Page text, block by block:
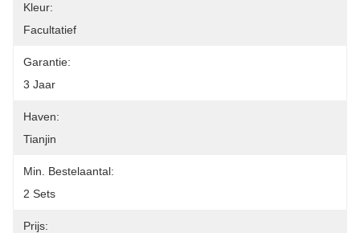
Kleur:
Facultatief
Garantie:
3 Jaar
Haven:
Tianjin
Min. Bestelaantal:
2 Sets
Prijs: